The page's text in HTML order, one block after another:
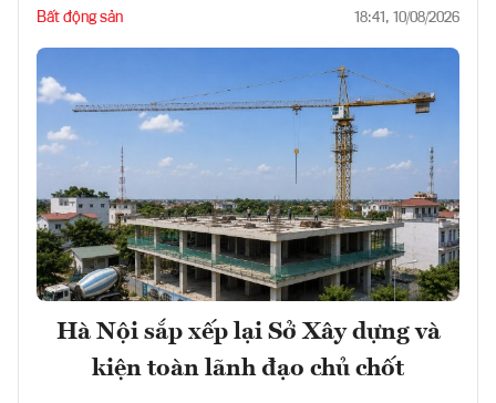
Bất động sản 18:41, 10/08/2026
Hà Nội sắp xếp lại Sở Xây dựng và
kiện toàn lãnh đạo chủ chốt